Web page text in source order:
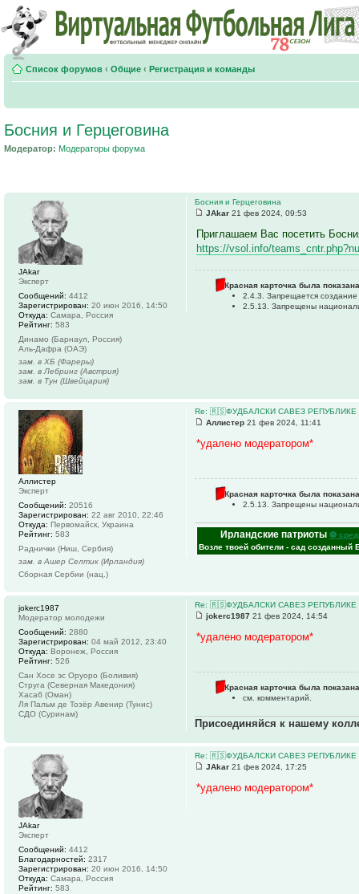
Список форумов ‹ Общие ‹ Регистрация и команды
Босния и Герцеговина
Модератор: Модераторы форума
Босния и Герцеговина
JAkar 21 фев 2024, 09:53
Приглашаем Вас посетить
https://vsol.info/
Красная карточка была
2.4.3. Запрещается
2.5.13. Запрещены
JAkar
Эксперт
Сообщений: 4412
Зарегистрирован: 20 июн 2016, 14:50
Откуда: Самара, Россия
Рейтинг: 583
Динамо (Барнаул, Россия)
Аль-Дафра (ОАЭ)
зам. в ХБ (Фареры)
зам. в Лебринг (Австрия)
зам. в Тун (Швейцария)
Re: 🇷🇸ФУДБАЛСКИ САВЕЗ РЕПУБЛИКЕ
Аллистер 21 фев 2024, 11:41
*удалено модератором*
Красная карточка была
2.5.13. Запрещены
Ирландские патриоты ⚽
Возле твоей обители - сад созданный
Аллистер
Эксперт
Сообщений: 20516
Зарегистрирован: 22 авг 2010, 22:46
Откуда: Первомайск, Украина
Рейтинг: 583
Раднички (Ниш, Сербия)
зам. в Ашер Селтик (Ирландия)
Сборная Сербии (нац.)
Re: 🇷🇸ФУДБАЛСКИ САВЕЗ РЕПУБЛИКЕ
jokerc1987 21 фев 2024, 14:54
*удалено модератором*
Красная карточка была
см. комментарий.
Присоединяйся к нашему
jokerc1987
Модератор молодежи
Сообщений: 2880
Зарегистрирован: 04 май 2012, 23:40
Откуда: Воронеж, Россия
Рейтинг: 526
Сан Хосе эс Оруоро (Боливия)
Струга (Северная Македония)
Хасаб (Оман)
Ля Пальм де Тозёр Авенир (Тунис)
СДО (Суринам)
Re: 🇷🇸ФУДБАЛСКИ САВЕЗ РЕПУБЛИКЕ
JAkar 21 фев 2024, 17:25
*удалено модератором*
JAkar
Эксперт
Сообщений: 4412
Благодарностей: 2317
Зарегистрирован: 20 июн 2016, 14:50
Откуда: Самара, Россия
Рейтинг: 583